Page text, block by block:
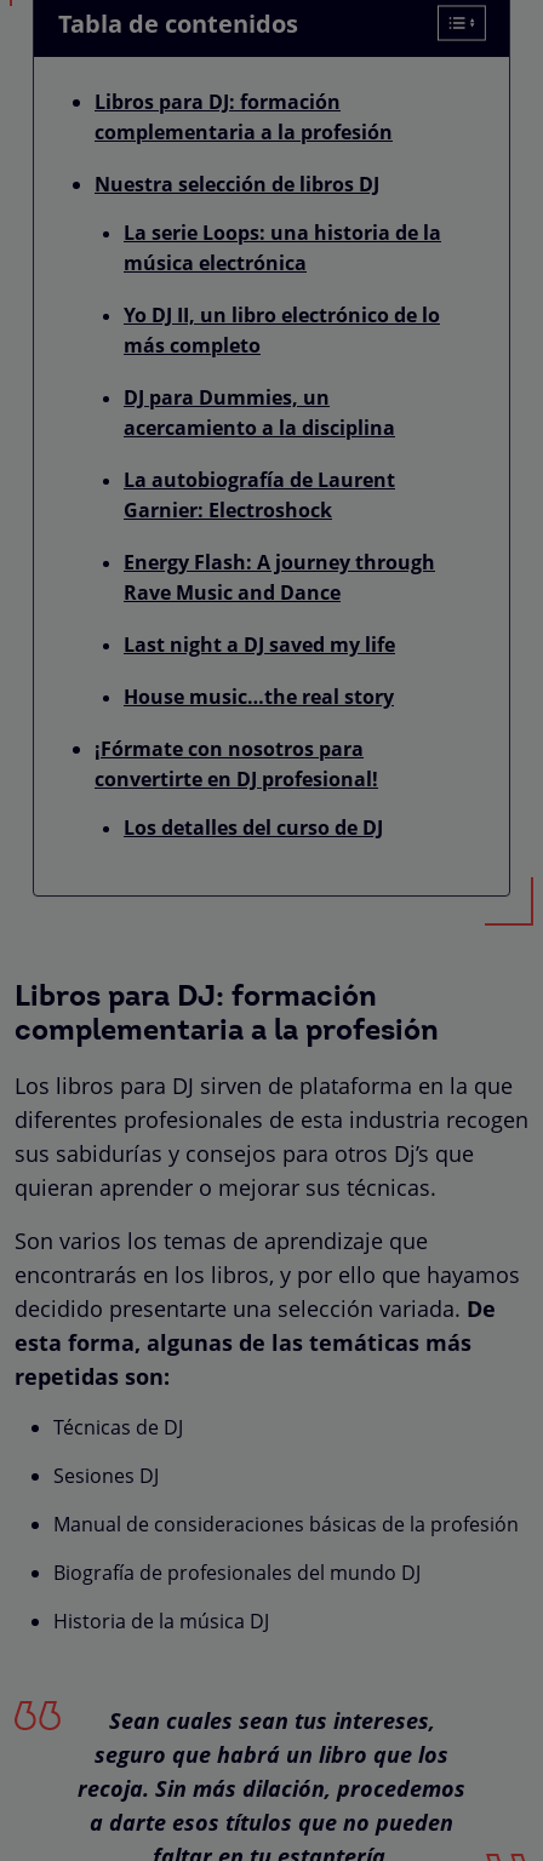
Tabla de contenidos
Libros para DJ: formación
complementaria a la profesión
Nuestra selección de libros DJ
La serie Loops: una historia de la
música electrónica
Yo DJ II, un libro electrónico de lo
más completo
DJ para Dummies, un
acercamiento a la disciplina
La autobiografía de Laurent
Garnier: Electroshock
Energy Flash: A journey through
Rave Music and Dance
Last night a DJ saved my life
House music…the real story
¡Fórmate con nosotros para
convertirte en DJ profesional!
Los detalles del curso de DJ
Libros para DJ: formación
complementaria a la profesión
Los libros para DJ sirven de plataforma en la que
diferentes profesionales de esta industria recogen
sus sabidurías y consejos para otros Dj’s que
quieran aprender o mejorar sus técnicas.
Son varios los temas de aprendizaje que
encontrarás en los libros, y por ello que hayamos
decidido presentarte una selección variada. De
esta forma, algunas de las temáticas más
repetidas son:
Técnicas de DJ
Sesiones DJ
Manual de consideraciones básicas de la profesión
Biografía de profesionales del mundo DJ
Historia de la música DJ
Sean cuales sean tus intereses,
seguro que habrá un libro que los
recoja. Sin más dilación, procedemos
a darte esos títulos que no pueden